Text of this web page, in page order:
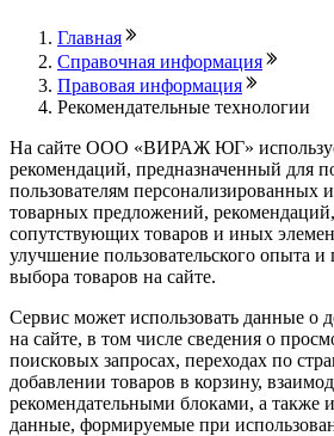
Главная
Справочная информация
Правовая информация
Рекомендательные технологии
На сайте ООО «ВИРАЖ ЮГ»
рекомендаций, предназначенный для
пользователям персонализированных
товарных предложений,
сопутствующих товаров и иных
улучшение пользовательского опыта
выбора товаров на сайте.
Сервис может использовать данные о
на сайте, в том числе сведения о
поисковых запросах, переходах по
добавлении товаров в корзину,
рекомендательными блоками, а также
данные, формируемые при